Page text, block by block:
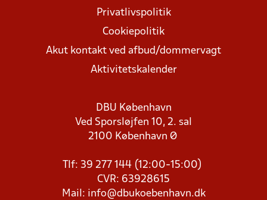
Privatlivspolitik
Cookiepolitik
Akut kontakt ved afbud/dommervagt
Aktivitetskalender
DBU København
Ved Sporsløjfen 10, 2. sal
2100 København Ø
Tlf: 39 277 144 (12:00-15:00)
CVR: 63928615
Mail: info@dbukoebenhavn.dk